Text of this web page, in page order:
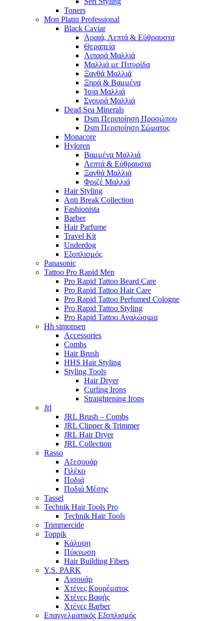
Toners
Mon Platin Professional
Black Caviar
Αραιά, Λεπτά & Εύθραυστα
Θεραπεία
Λιπαρά Μαλλιά
Μαλλιά με Πιτυρίδα
Ξανθά Μαλλιά
Ξηρά & Βαμμένα
Ίσια Μαλλιά
Σγουρά Μαλλιά
Dead Sea Minerals
Dsm Περιποίηση Προσώπου
Dsm Περιποίηση Σώματος
Monacore
Hyloren
Βαμμένα Μαλλιά
Λεπτά & Εύθραυστα
Ξανθά Μαλλιά
Φριζέ Μαλλιά
Hair Styling
Anti Break Collection
Fashionista
Barber
Hair Parfume
Travel Kit
Underdog
Εξοπλισμός
Panasonic
Tattoo Pro Rapid Men
Pro Rapid Tattoo Beard Care
Pro Rapid Tattoo Hair Care
Pro Rapid Tattoo Perfumed Cologne
Pro Rapid Tattoo Styling
Pro Rapid Tattoo Αναλώσιμα
Hh simonsen
Accessories
Combs
Hair Brush
HHS Hair Styling
Styling Tools
Hair Dryer
Curling Irons
Straightening Irons
Jrl
JRL Brush – Combs
JRL Clipper & Trimmer
JRL Hair Dryer
JRL Collection
Rasso
Αξεσουάρ
Γιλέκο
Ποδιά
Ποδιά Μέσης
Tassel
Technik Hair Tools Pro
Technik Hair Tools
Trimmercide
Toppik
Κάλυψη
Πύκνωση
Hair Building Fibers
Y.S. PARK
Λισουάρ
Χτένες Κουρέματος
Χτένες Βαφής
Χτένες Barber
Επαγγελματικός Εξοπλισμός